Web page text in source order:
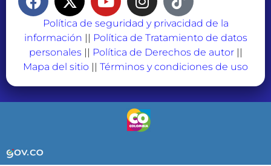
Política de seguridad y privacidad de la
información
Política de Tratamiento de datos
personales
Política de Derechos de autor||
Mapa del sitio
Términos y condiciones de uso